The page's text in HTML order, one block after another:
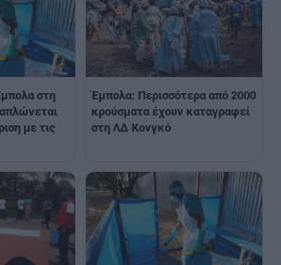
στη
με τις
Έμπολα: Περισσότερα από 2000
κρούσματα έχουν καταγραφεί
στη ΛΔ Κονγκό